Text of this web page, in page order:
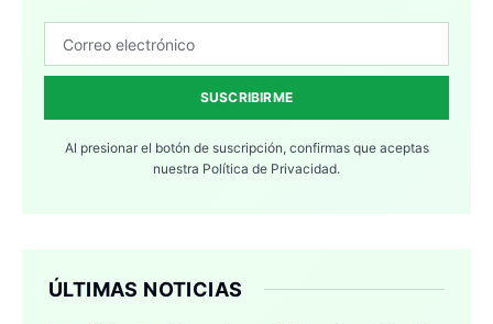
SUSCRIBIRME
Al presionar el botón de suscripción, confirmas que aceptas
nuestra Política de Privacidad.
ÚLTIMAS NOTICIAS